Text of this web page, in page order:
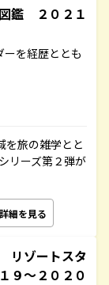
鑑 ２０２１
ーを経歴ととも
を旅の雑学とと
リーズ第２弾が
詳細を見る
ゾートスタ
～２０２０